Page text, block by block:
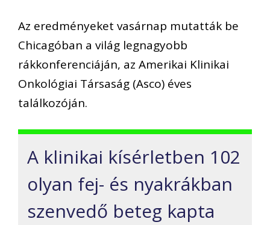
Az eredményeket vasárnap mutatták be
Chicagóban a világ legnagyobb
rákkonferenciáján, az Amerikai Klinikai
Onkológiai Társaság (Asco) éves
találkozóján.
A klinikai kísérletben 102
olyan fej- és nyakrákban
szenvedő beteg kapta